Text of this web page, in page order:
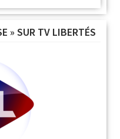
» SUR TV LIBERTÉS